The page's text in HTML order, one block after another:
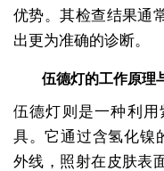
优势。其检查结果通
出更为准确的诊断。
伍德灯的工作原理
伍德灯则是一种利
具。它通过含氢化镍
外线，照射在皮肤表